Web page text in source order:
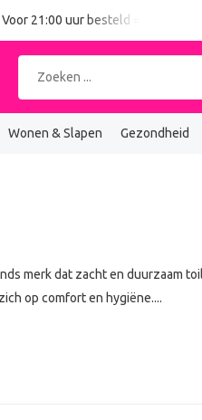
Voor 21:00 uur besteld = vandaag
Wonen & Slapen Gezondheid
merk dat zacht en duurzaam
op comfort en hygiëne....